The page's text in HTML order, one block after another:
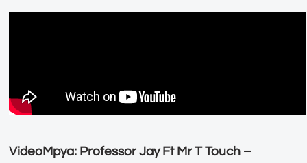
VideoMpya: Professor Jay Ft Mr T Touch –